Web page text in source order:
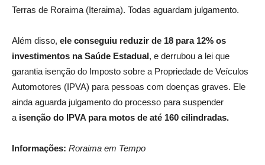
Terras de Roraima (Iteraima). Todas aguardam julgamento.
Além disso, ele conseguiu reduzir de 18 para 12% os
investimentos na Saúde Estadual, e derrubou a lei que
garantia isenção do Imposto sobre a Propriedade de Veículos
Automotores (IPVA) para pessoas com doenças graves. Ele
ainda aguarda julgamento do processo para suspender
a isenção do IPVA para motos de até 160 cilindradas.
Informações: Roraima em Tempo